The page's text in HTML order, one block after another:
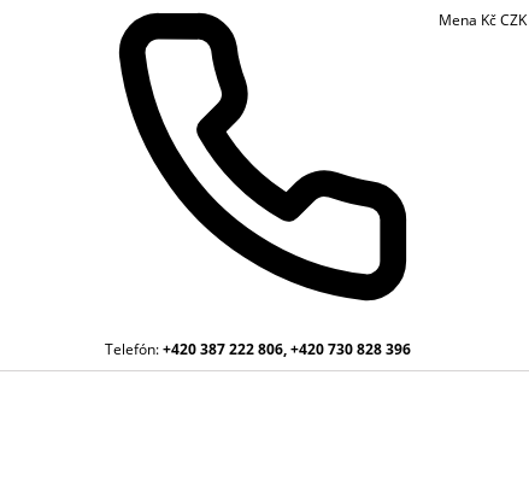
Telefón:+420 387 222 806, +420 730 828 396
Mena KčCZK